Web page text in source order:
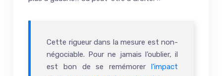
Cette rigueur dans la mesure est non-
négociable. Pour ne jamais l’oublier, il
est bon de se remémorer l'impact